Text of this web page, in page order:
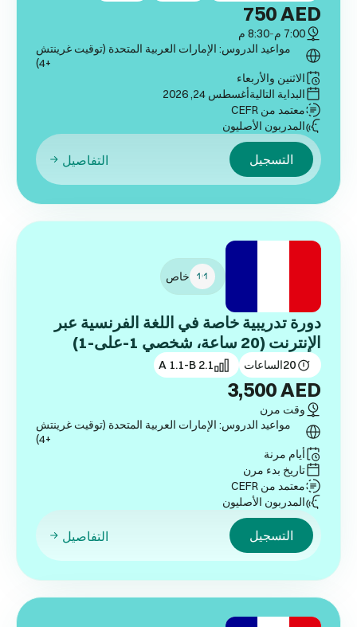
750AED
7:00 م -8:30 م
مواعيد الدروس: الإمارات العربية المتحدة (توقيت غرينتش
+4)
الاثنين والأربعاء
البداية التاليةأغسطس 24, 2026
معتمد من CEFR
المدربون الأصليون
التسجيل التفاصيل
خاص
دورة تدريبية خاصة في اللغة الفرنسية عبر
الإنترنت (20 ساعة، شخصي 1-على-1)
20الساعات A 1.1-B 2.1
3,500AED
وقت مرن
مواعيد الدروس: الإمارات العربية المتحدة (توقيت غرينتش
+4)
أيام مرنة
تاريخ بدء مرن
معتمد من CEFR
المدربون الأصليون
التسجيل التفاصيل